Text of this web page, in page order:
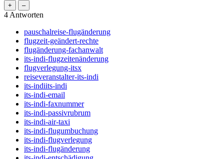
4 Antworten
pauschalreise-flugänderung
flugzeit-geändert-rechte
flugänderung-fachanwalt
its-indi-flugzeitenänderung
flugverlegung-itsx
reiseveranstalter-its-indi
its-indiits-indi
its-indi-email
its-indi-faxnummer
its-indi-passivrubrum
its-indi-air-taxi
its-indi-flugumbuchung
its-indi-flugverlegung
its-indi-flugänderung